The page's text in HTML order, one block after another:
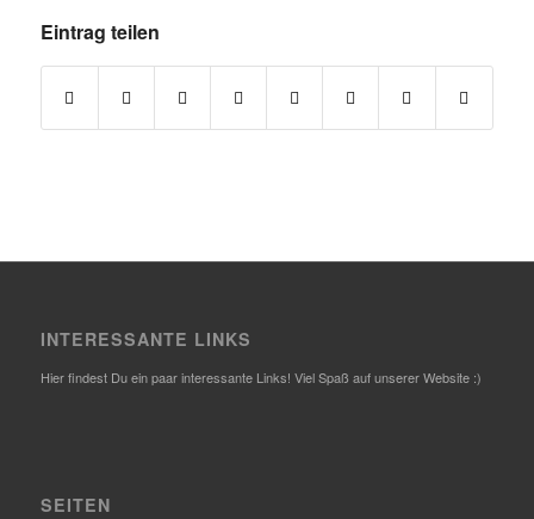
Eintrag teilen
INTERESSANTE LINKS
Hier findest Du ein paar interessante Links! Viel Spaß auf unserer Website :)
SEITEN